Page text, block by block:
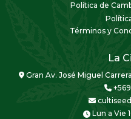
Política de
Términos y
La
Gran Av. José Miguel
Lun a Vie